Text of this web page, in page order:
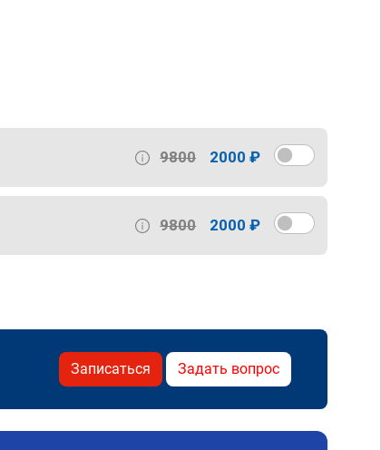
9800 2000 ₽
9800 2000 ₽
Записаться Задать вопрос